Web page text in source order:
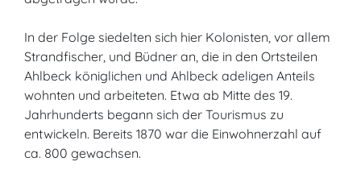
In der Folge siedelten sich hier Kolonisten, vor allem
Strandfischer, und Büdner an, die in den Ortsteilen
Ahlbeck königlichen und Ahlbeck adeligen Anteils
wohnten und arbeiteten. Etwa ab Mitte des 19.
Jahrhunderts begann sich der Tourismus zu
entwickeln. Bereits 1870 war die Einwohnerzahl auf
ca. 800 gewachsen.